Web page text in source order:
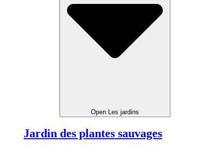
Open Les jardins
Jardin des plantes sauvages